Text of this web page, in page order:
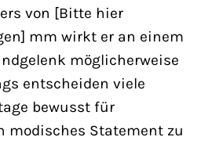
von [Bitte hier
mm wirkt er an einem
möglicherweise
entscheiden viele
bewusst für
modisches Statement zu